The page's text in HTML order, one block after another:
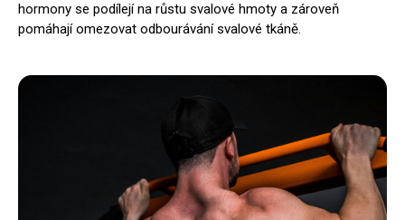
hormony se podílejí na růstu svalové hmoty a zároveň
pomáhají omezovat odbourávání svalové tkáně.